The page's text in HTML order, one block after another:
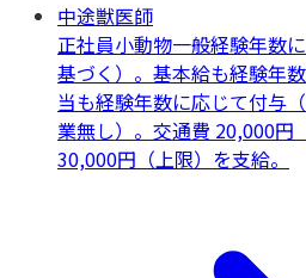
中途獣医師
正社員小動物一般経験年数
基づく）。基本給も経験年
当も経験年数に応じて付与
業無し）。交通費 20,000円
30,000円（上限）を支給。